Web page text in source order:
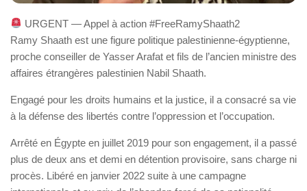
URGENT — Appel à action #FreeRamyShaath2
Ramy Shaath est une figure politique palestinienne-égyptienne,
proche conseiller de Yasser Arafat et fils de l’ancien ministre des
affaires étrangères palestinien Nabil Shaath.
Engagé pour les droits humains et la justice, il a consacré sa vie
à la défense des libertés contre l’oppression et l’occupation.
Arrêté en Égypte en juillet 2019 pour son engagement, il a passé
plus de deux ans et demi en détention provisoire, sans charge ni
procès. Libéré en janvier 2022 suite à une campagne